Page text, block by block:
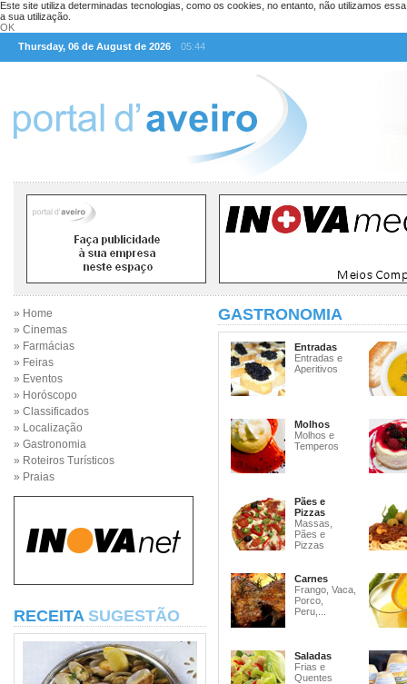
Este site utiliza determinadas tecnologias, como os cookies, no entanto, não utilizamos
a sua utilização.
OK
Thursday, 06 de August de 2026
05:44
» Home
» Cinemas
» Farmácias
» Feiras
» Eventos
» Horóscopo
» Classificados
» Localização
» Gastronomia
» Roteiros Turísticos
» Praias
RECEITA SUGESTÃO
GASTRONOMIA
Entradas
Entradas e
Aperitivos
Molhos
Molhos e
Temperos
Pães e
Pizzas
Massas,
Pães e
Pizzas
Carnes
Frango, Vaca,
Porco,
Peru,...
Saladas
Frias e
Quentes